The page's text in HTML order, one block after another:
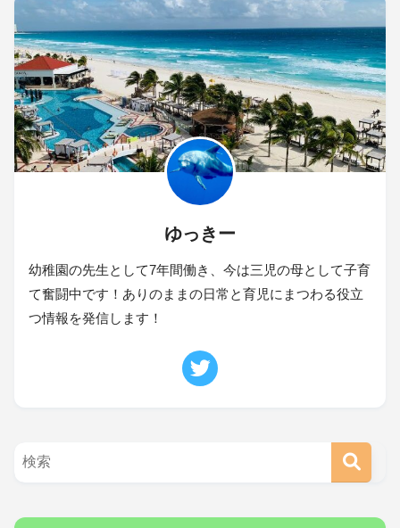
ゆっきー
幼稚園の先生として7年間働き、今は三児の母として子育
て奮闘中です！ありのままの日常と育児にまつわる役立
つ情報を発信します！